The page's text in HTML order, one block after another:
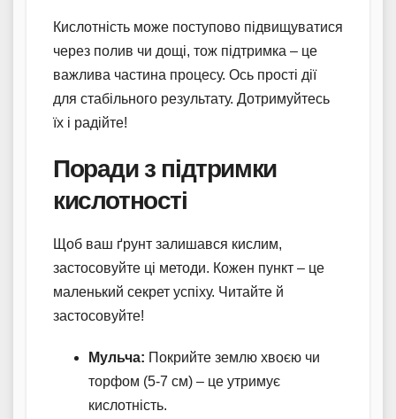
Кислотність може поступово підвищуватися
через полив чи дощі, тож підтримка – це
важлива частина процесу. Ось прості дії
для стабільного результату. Дотримуйтесь
їх і радійте!
Поради з підтримки
кислотності
Щоб ваш ґрунт залишався кислим,
застосовуйте ці методи. Кожен пункт – це
маленький секрет успіху. Читайте й
застосовуйте!
Мульча: Покрийте землю хвоєю чи
торфом (5-7 см) – це утримує
кислотність.